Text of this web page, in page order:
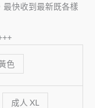
快收到最新既各樣
色
成人 XL